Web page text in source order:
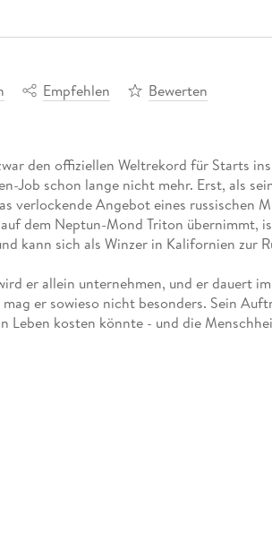
Empfehlen Bewerten
den offiziellen Weltrekord für Starts
Job schon lange nicht mehr. Erst, als
verlockende Angebot eines russischen
dem Neptun-Mond Triton übernimmt,
kann sich als Winzer in Kalifornien zur
er allein unternehmen, und er dauert
er sowieso nicht besonders. Sein
Leben kosten könnte - und die